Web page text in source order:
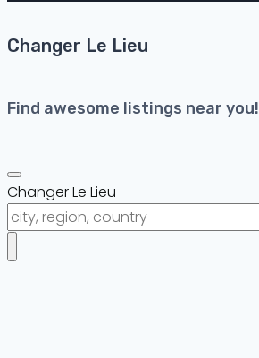
Changer Le Lieu
Find awesome listings near you!
Changer Le Lieu